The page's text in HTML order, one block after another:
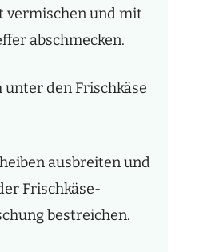
vermischen und mit
abschmecken.
unter den Frischkäse
ausbreiten und
Frischkäse-
bestreichen.